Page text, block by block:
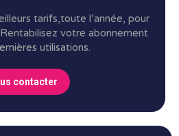
tarifs,toute l’année, pour
Rentabilisez votre abonnement
utilisations.
contacter